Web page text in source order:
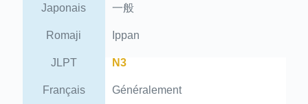
Japonais 一般
Romaji Ippan
JLPT N3
Français Généralement